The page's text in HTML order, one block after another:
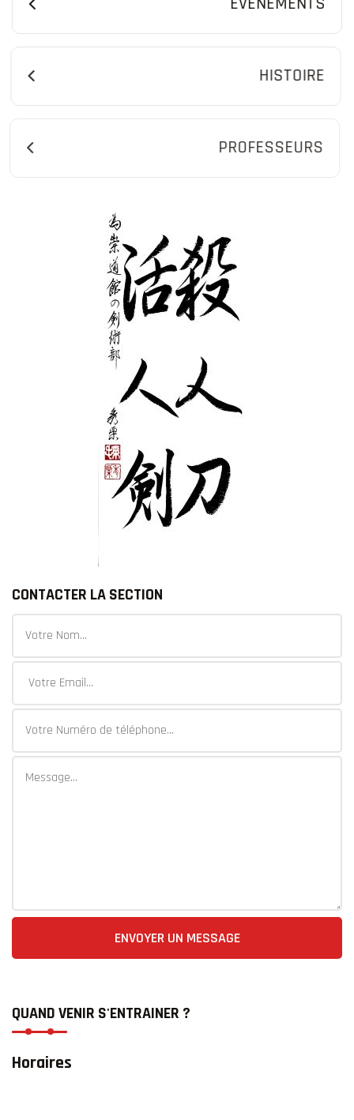
HISTOIRE
PROFESSEURS
CONTACTER LA SECTION
ENVOYER UN MESSAGE
QUAND VENIR S'ENTRAINER ?
Horaires